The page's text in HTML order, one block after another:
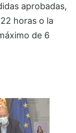
aprobadas,
horas o la
de 6